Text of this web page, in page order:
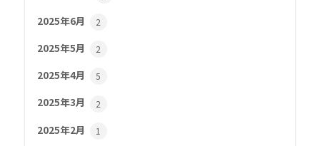
2025年6月 2
2025年5月 2
2025年4月 5
2025年3月 2
2025年2月 1